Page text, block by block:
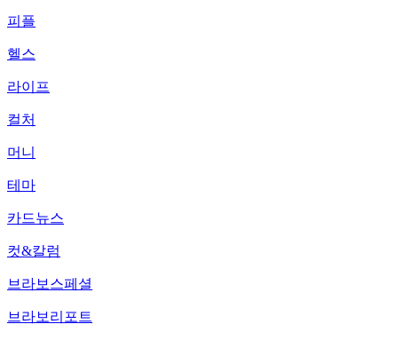
피플
헬스
라이프
컬처
머니
테마
카드뉴스
컷&칼럼
브라보스페셜
브라보리포트